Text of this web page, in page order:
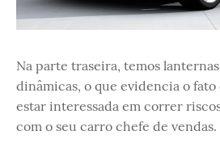
Na parte traseira, temos
dinâmicas, o que evidencia o fato
estar interessada em correr
com o seu carro chefe de vendas.